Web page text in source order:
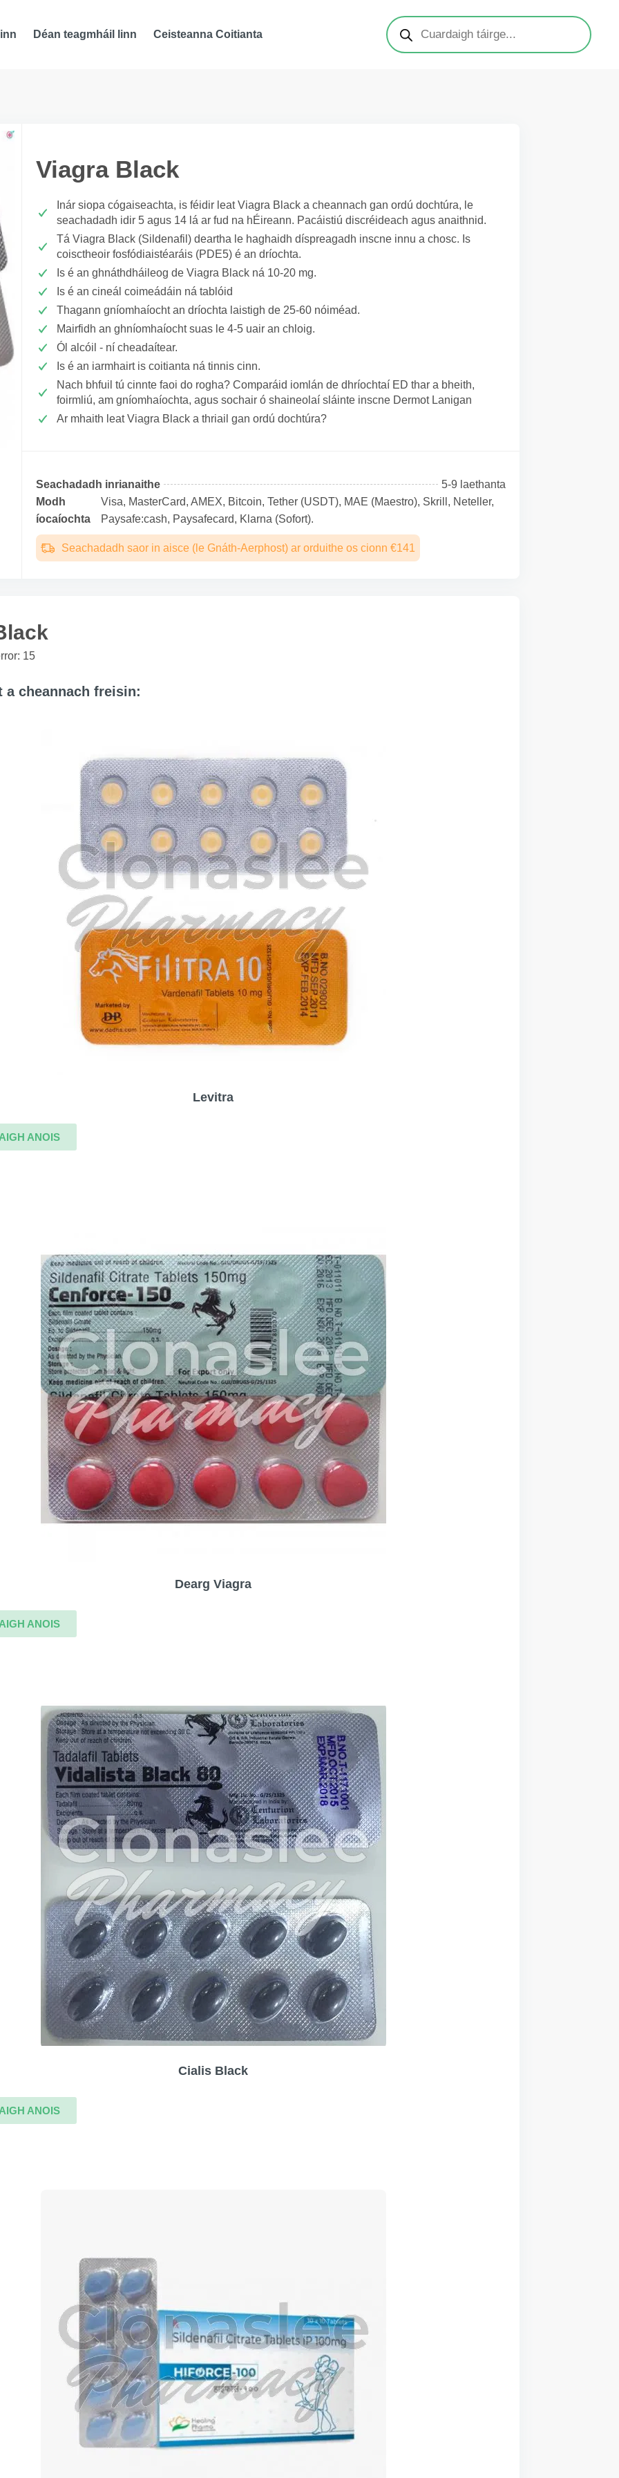
Déan teagmháil linn Ceisteanna Coitianta
Viagra Black
Inár siopa cógaiseachta, is féidir leat Viagra Black a cheannach gan ordú dochtúra, le
seachadadh idir 5 agus 14 lá ar fud na hÉireann. Pacáistiú discréideach agus anaithnid.
Tá Viagra Black (Sildenafil) deartha le haghaidh díspreagadh inscne innu a chosc. Is
coisctheoir fosfódiaistéaráis (PDE5) é an dríochta.
Is é an ghnáthdháileog de Viagra Black ná 10-20 mg.
Is é an cineál coimeádáin ná tablóid
Thagann gníomhaíocht an dríochta laistigh de 25-60 nóiméad.
Mairfidh an ghníomhaíocht suas le 4-5 uair an chloig.
Ól alcóil - ní cheadaítear.
Is é an iarmhairt is coitianta ná tinnis cinn.
Nach bhfuil tú cinnte faoi do rogha? Comparáid iomlán de dhríochtaí ED thar a bheith,
foirmliú, am gníomhaíochta, agus sochair ó shaineolaí sláinte inscne Dermot Lanigan
Ar mhaith leat Viagra Black a thriail gan ordú dochtúra?
Seachadadh inrianaithe
5-9 laethanta
Modh
íocaíochta
Visa, MasterCard, AMEX, Bitcoin, Tether (USDТ), MAE (Maestro), Skrill, Neteller,
Paysafe:cash, Paysafecard, Klarna (Sofort).
Seachadadh saor in aisce (le Gnáth-Aerphost) ar orduithe os cionn €141
15
a cheannach freisin:
Levitra
ANOIS
Dearg Viagra
ANOIS
Cialis Black
ANOIS